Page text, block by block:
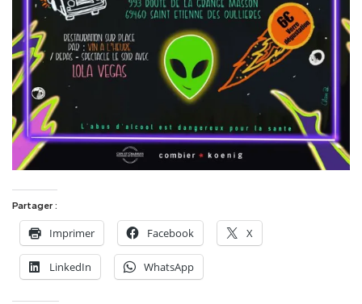
Partager :
Imprimer Facebook X
LinkedIn WhatsApp